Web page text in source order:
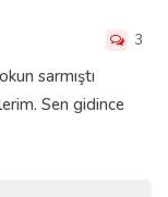
3
sarmıştı
Sen gidince